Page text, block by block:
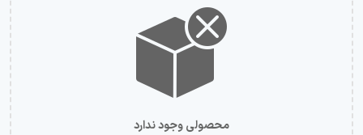
محصولی وجود ندارد